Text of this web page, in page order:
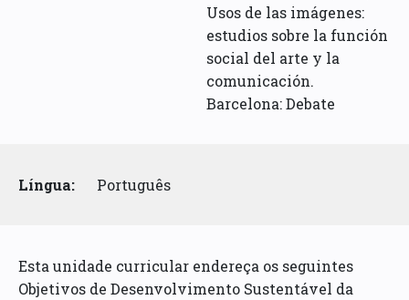
Usos de las imágenes:
estudios sobre la función
social del arte y la
comunicación.
Barcelona: Debate
Língua: Português
Esta unidade curricular endereça os seguintes
Objetivos de Desenvolvimento Sustentável da